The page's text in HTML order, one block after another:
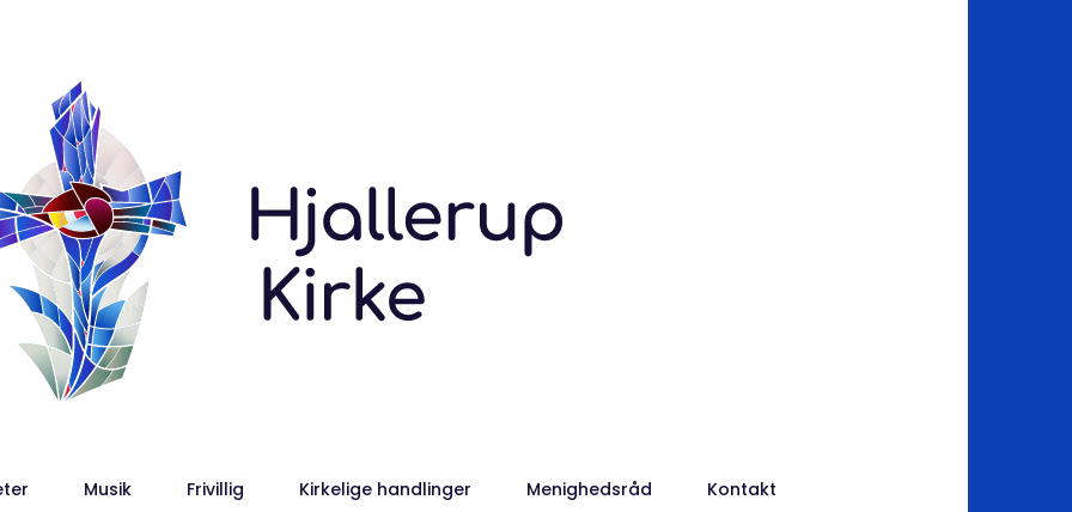
Musik Frivillig Kirkelige handlinger Menighedsråd Kontakt